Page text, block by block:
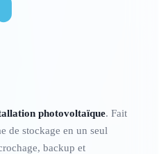
photovoltaïque. Fait
de stockage en un seul
backup et